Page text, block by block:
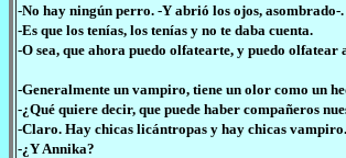
-No hay ningún perro. -Y abrió los ojos,
-Es que los tenías, los tenías y no te daba cuenta.
-O sea, que ahora puedo olfatearte, y puedo
-Generalmente un vampiro, tiene un olor como un
-¿Qué quiere decir, que puede haber compañeros
-Claro. Hay chicas licántropas y hay chicas
-¿Y Annika?